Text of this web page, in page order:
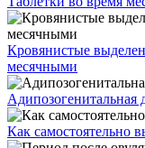
Кровянистые
месячными
Адипозогенитальная
Как самостоятельно